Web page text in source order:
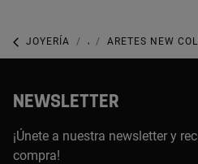
JOYERÍA JOYAS CON GEMAS ARETES NEW
NEWSLETTER
¡Únete a nuestra newsletter y
compra!